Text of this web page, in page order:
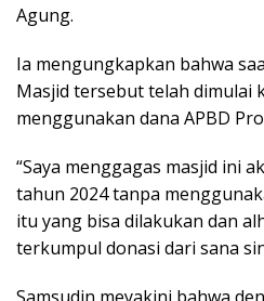
Agung.
Ia mengungkapkan bahwa
Masjid tersebut telah dimulai
menggunakan dana APBD
“Saya menggagas masjid ini
tahun 2024 tanpa
itu yang bisa dilakukan dan
terkumpul donasi dari sana